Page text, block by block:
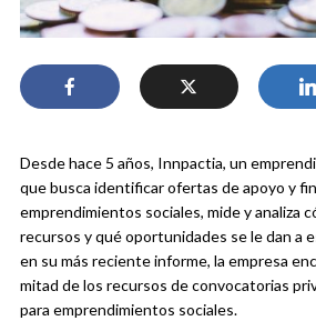
Desde hace 5 años, Innpactia, un
que busca identificar ofertas de apoyo y
emprendimientos sociales, mide y analiza
recursos y qué oportunidades se le dan a
en su más reciente informe, la empresa
mitad de los recursos de convocatorias
para emprendimientos sociales.